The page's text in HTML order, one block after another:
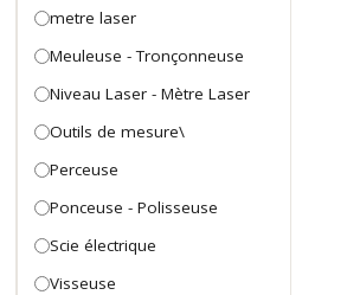
metre laser
Meuleuse - Tronçonneuse
Niveau Laser - Mètre Laser
Outils de mesure\
Perceuse
Ponceuse - Polisseuse
Scie électrique
Visseuse